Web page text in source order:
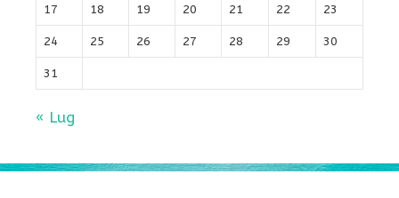
17 18 19 20 21 22 23
24 25 26 27 28 29 30
31
« Lug